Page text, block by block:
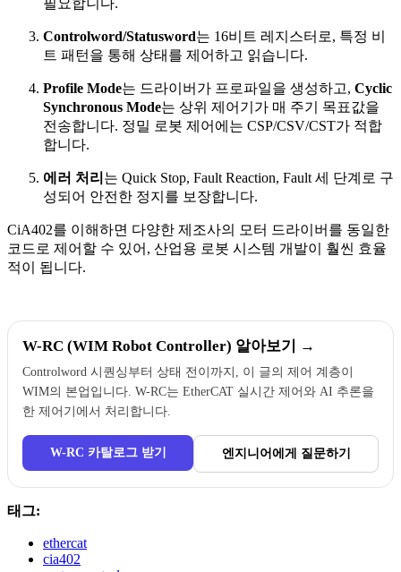
필요합니다.
Controlword/Statusword는 16비트 레지스터로, 특정 비
트 패턴을 통해 상태를 제어하고 읽습니다.
Profile Mode는 드라이버가 프로파일을 생성하고, Cyclic
Synchronous Mode는 상위 제어기가 매 주기 목표값을
전송합니다. 정밀 로봇 제어에는 CSP/CSV/CST가 적합
합니다.
에러 처리 는 Quick Stop, Fault Reaction, Fault 세 단계로 구
성되어 안전한 정지를 보장합니다.
CiA402를 이해하면 다양한 제조사의 모터 드라이버를 동일한
코드로 제어할 수 있어, 산업용 로봇 시스템 개발이 훨씬 효율
적이 됩니다.
W-RC (WIM Robot Controller) 알아보기 →
Controlword 시퀀싱부터 상태 전이까지, 이 글의 제어 계층이
WIM의 본업입니다. W-RC는 EtherCAT 실시간 제어와 AI 추론을
한 제어기에서 처리합니다.
W-RC 카탈로그 받기 엔지니어에게 질문하기
태그:
ethercat
cia402